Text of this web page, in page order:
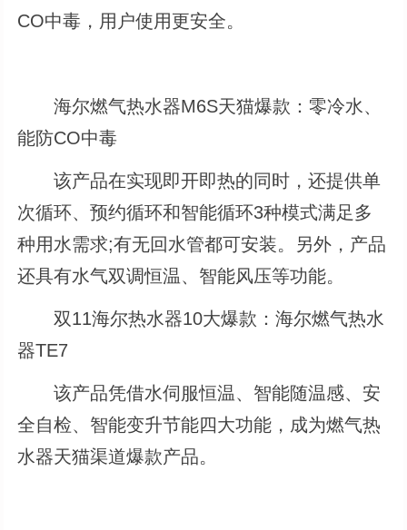
CO中毒，用户使用更安全。
海尔燃气热水器M6S天猫爆款：零冷水、
能防CO中毒
该产品在实现即开即热的同时，还提供单
次循环、预约循环和智能循环3种模式满足多
种用水需求;有无回水管都可安装。另外，产品
还具有水气双调恒温、智能风压等功能。
双11海尔热水器10大爆款：海尔燃气热水
器TE7
该产品凭借水伺服恒温、智能随温感、安
全自检、智能变升节能四大功能，成为燃气热
水器天猫渠道爆款产品。